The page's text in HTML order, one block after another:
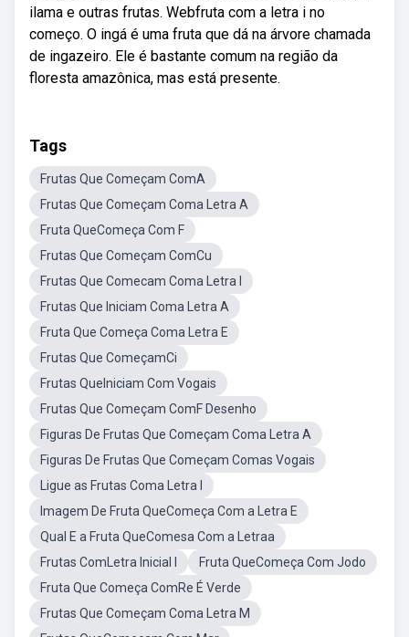
ilama e outras frutas. Webfruta com a letra i no
começo. O ingá é uma fruta que dá na árvore chamada
de ingazeiro. Ele é bastante comum na região da
floresta amazônica, mas está presente.
Tags
Frutas Que Começam ComA
Frutas Que Começam Coma Letra A
Fruta QueComeça Com F
Frutas Que Começam ComCu
Frutas Que Comecam Coma Letra I
Frutas Que Iniciam Coma Letra A
Fruta Que Começa Coma Letra E
Frutas Que ComeçamCi
Frutas QueIniciam Com Vogais
Frutas Que Começam ComF Desenho
Figuras De Frutas Que Começam Coma Letra A
Figuras De Frutas Que Começam Comas Vogais
Ligue as Frutas Coma Letra I
Imagem De Fruta QueComeça Com a Letra E
Qual E a Fruta QueComesa Com a Letraa
Frutas ComLetra Inicial I
Fruta QueComeça Com Jodo
Fruta Que Começa ComRe É Verde
Frutas Que Começam Coma Letra M